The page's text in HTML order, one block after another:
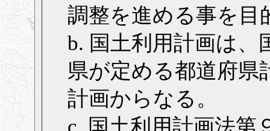
調整を進める事を目
b. 国土利用計画は、
県が定める都道府県
計画からなる。